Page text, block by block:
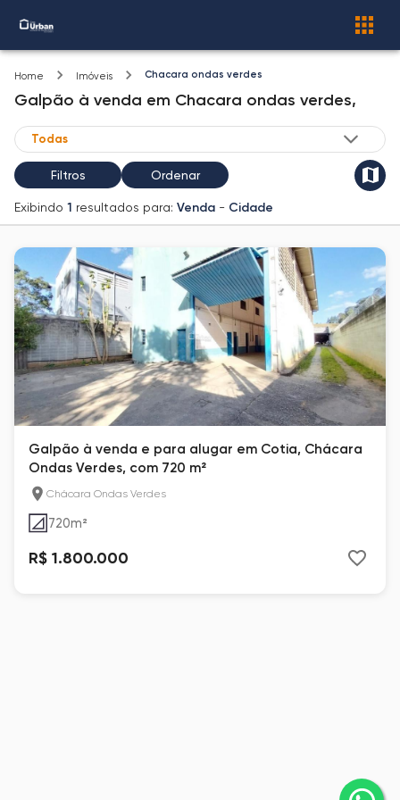
Home Imóveis Chacara ondas verdes
Galpão à venda em Chacara ondas verdes,
Filtros Ordenar
Exibindo 1 resultados para: Venda - Cidade
Galpão à venda e para alugar em Cotia, Chácara
Ondas Verdes, com 720 m²
Chácara Ondas Verdes
720m²
R$ 1.800.000